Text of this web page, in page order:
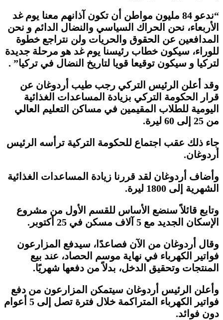
“ندعو 84 مليون مواطن أن تكون آذانهم معنا يوم غد
الأربعاء، نحن الحراك السياسي والنضال الدائم و نحن
المدافعين عن الحقوق والحريات ولن نتراجع خطوة
للوراء، سيكون خطاب رئيسنا يوم غد هو مرحلة جديدة
لتركيا و سيكون توقيعا قويا لتاريخ النضال في تركيا” .
وقد أعلن الرئيس التركي رجب طيب أردوغان عن
قرار الحكومة التركي بزيادة المساعدات الغذائية
اليومية للطلاب المقيمين في مساكن التعليم العالي
من 25 إلى 60 ليرة.
جاء ذلك عقب اجتماع للحكومة التركية ترأسه الرئيس
أردوغان.
وأضاف أردوغان لقد قررنا زيادة المساعدات الغذائية
الشهرية إلى 1800 ليرة.
وتابع قائلاً سنضع الأساس للقسم الأول من مشروع
الإسكان الجديد مع 5 آلاف مسكن في 25 أكتوبر.
وقال أردوغان من الآن فصاعدًا، سيدفع المزارعون
فواتير الكهرباء في نهاية موسم الحصاد، عند بيع
المنتجات وتحقيق الدخل، بدلاً من دفعها شهريًا.
وأعلن الرئيس أردوغان سيتمكن المزارعون من دفع
فواتير الكهرباء المتراكمة خلال فترة تصل إلى 5 أعوام
دون فوائد.